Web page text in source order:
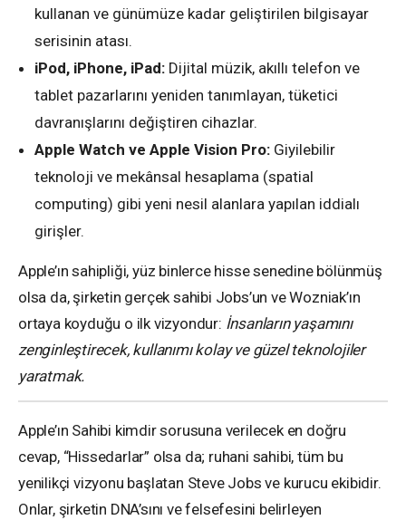
kullanan ve günümüze kadar geliştirilen bilgisayar
serisinin atası.
iPod, iPhone, iPad: Dijital müzik, akıllı telefon ve
tablet pazarlarını yeniden tanımlayan, tüketici
davranışlarını değiştiren cihazlar.
Apple Watch ve Apple Vision Pro: Giyilebilir
teknoloji ve mekânsal hesaplama (spatial
computing) gibi yeni nesil alanlara yapılan iddialı
girişler.
Apple’ın sahipliği, yüz binlerce hisse senedine bölünmüş
olsa da, şirketin gerçek sahibi Jobs’un ve Wozniak’ın
ortaya koyduğu o ilk vizyondur: İnsanların yaşamını
zenginleştirecek, kullanımı kolay ve güzel teknolojiler
yaratmak.
Apple’ın Sahibi kimdir sorusuna verilecek en doğru
cevap, “Hissedarlar” olsa da; ruhani sahibi, tüm bu
yenilikçi vizyonu başlatan Steve Jobs ve kurucu ekibidir.
Onlar, şirketin DNA’sını ve felsefesini belirleyen